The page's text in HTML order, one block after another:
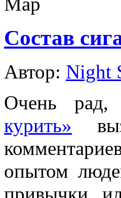
Состав
Автор: Night
Очень
курить»
опытом